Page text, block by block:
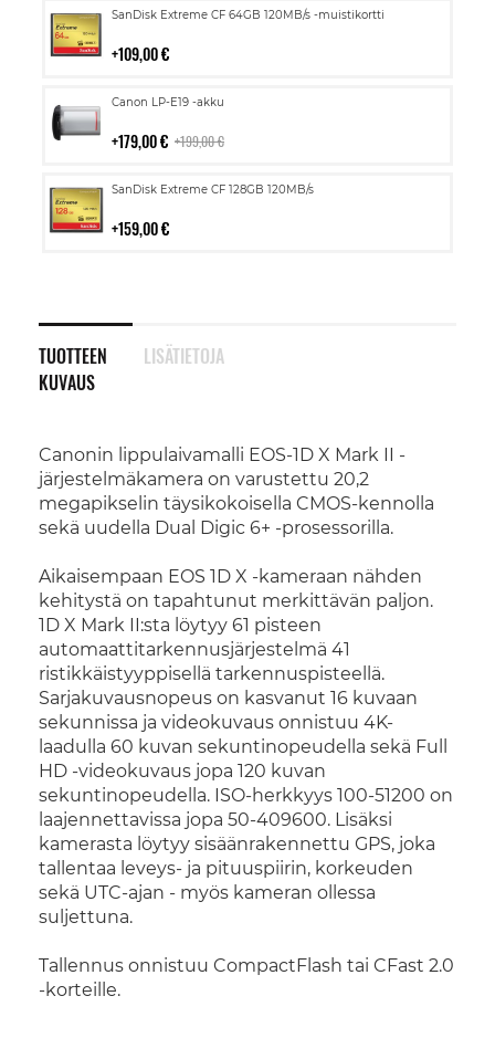
SanDisk Extreme CF 64GB 120MB/s -muistikortti
109,00 €
Lisää
Canon LP-E19 -akku
179,00 € 199,00 €
Lisää
SanDisk Extreme CF 128GB 120MB/s
159,00 €
Lisää
TUOTTEEN
KUVAUS
Canonin lippulaivamalli EOS-1D X Mark II -
järjestelmäkamera on varustettu 20,2
megapikselin täysikokoisella CMOS-kennolla
sekä uudella Dual Digic 6+ -prosessorilla.
Aikaisempaan EOS 1D X -kameraan nähden
kehitystä on tapahtunut merkittävän paljon.
1D X Mark II:sta löytyy 61 pisteen
automaattitarkennusjärjestelmä 41
ristikkäistyyppisellä tarkennuspisteellä.
Sarjakuvausnopeus on kasvanut 16 kuvaan
sekunnissa ja videokuvaus onnistuu 4K-
laadulla 60 kuvan sekuntinopeudella sekä Full
HD -videokuvaus jopa 120 kuvan
sekuntinopeudella. ISO-herkkyys 100-51200 on
laajennettavissa jopa 50-409600. Lisäksi
kamerasta löytyy sisäänrakennettu GPS, joka
tallentaa leveys- ja pituuspiirin, korkeuden
sekä UTC-ajan - myös kameran ollessa
suljettuna.
Tallennus onnistuu CompactFlash tai CFast 2.0
-korteille.
LISÄTIETOJA